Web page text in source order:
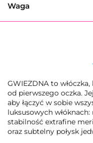
Waga
GWIEZDNA to
od pierwszego oczka.
aby łączyć w sobie
luksusowych
stabilność extrafine
oraz subtelny połysk